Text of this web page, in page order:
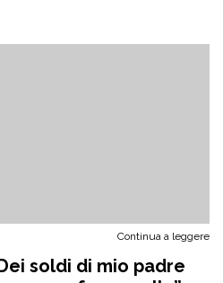
Continua a leggere
soldi di mio padre